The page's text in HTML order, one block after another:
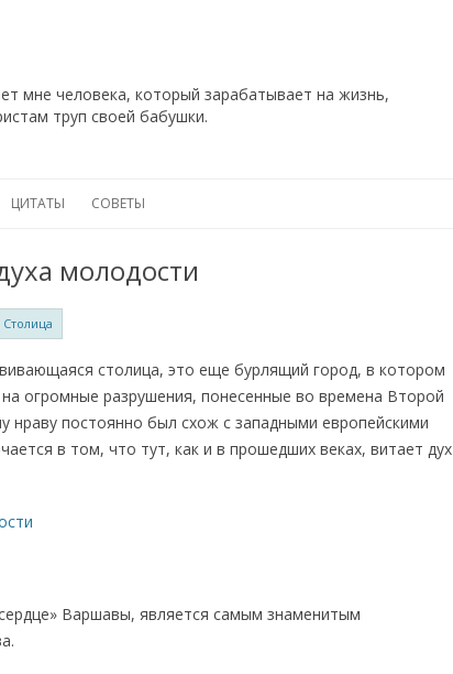
мне человека, который зарабатывает на жизнь,
труп своей бабушки.
Автор цитаты
Джеймс Джойс
Тематика
о городах
ЦИТАТЫ СОВЕТЫ
молодости
Столица
столица, это еще бурлящий город, в котором
огромные разрушения, понесенные во времена Второй
нраву постоянно был схож с западными европейскими
в том, что тут, как и в прошедших веках, витает дух
Варшавы, является самым знаменитым